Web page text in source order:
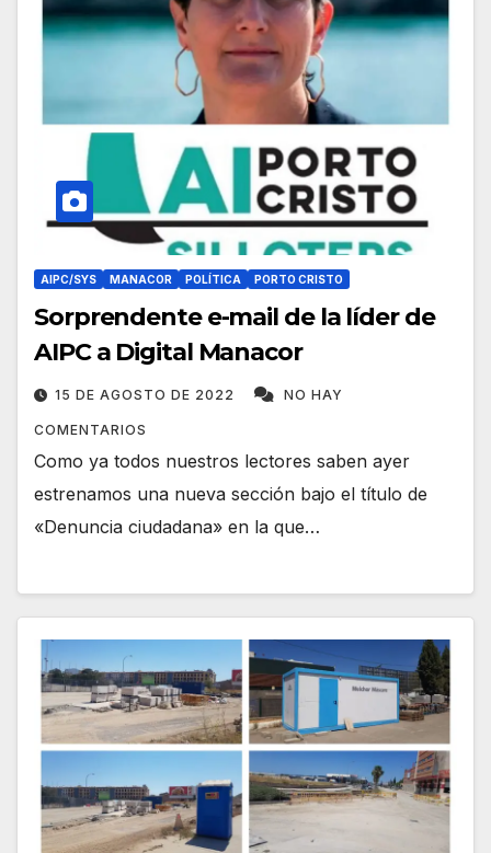
AIPC/SYS MANACOR POLÍTICA PORTO CRISTO
Sorprendente e-mail de la líder de
AIPC a Digital Manacor
15 DE AGOSTO DE 2022 NO HAY
COMENTARIOS
Como ya todos nuestros lectores saben ayer
estrenamos una nueva sección bajo el título de
«Denuncia ciudadana» en la que…